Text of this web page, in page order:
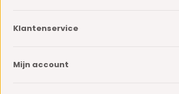
Klantenservice
Mijn account